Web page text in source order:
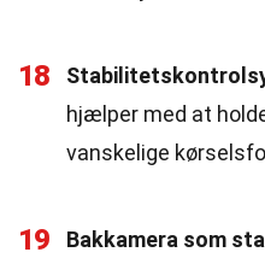
18
hjælper med at
vanskelige
19 Bakkamera som